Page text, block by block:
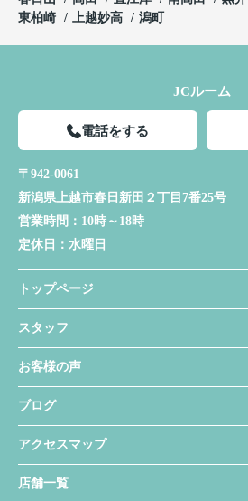
東柏崎
上越妙高 潟町
JCルーム
電話をする
〒942-0061
新潟県上越市春日新田２丁目7番25号
営業時間： 10時～18時
定休日： 水曜日
トップページ
スタッフ
お客様の声
ブログ
アクセスマップ
店舗一覧